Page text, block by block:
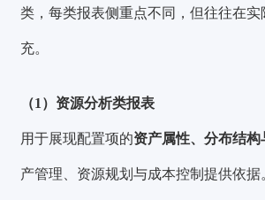
类，每类报表侧重点不同，但往往在
充。
（1）资源分析类报表
用于展现配置项的资产属性、分布结构
产管理、资源规划与成本控制提供依据